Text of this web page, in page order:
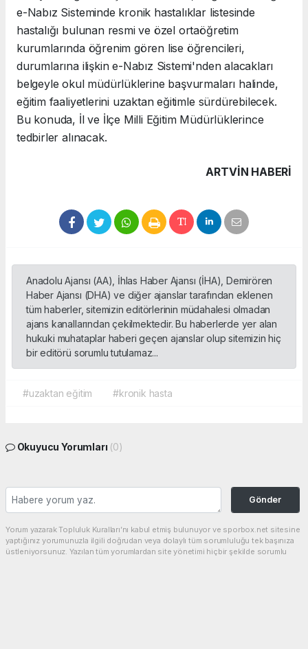
e-Nabız Sisteminde kronik hastalıklar listesinde
hastalığı bulunan resmi ve özel ortaöğretim
kurumlarında öğrenim gören lise öğrencileri,
durumlarına ilişkin e-Nabız Sistemi'nden alacakları
belgeyle okul müdürlüklerine başvurmaları halinde,
eğitim faaliyetlerini uzaktan eğitimle sürdürebilecek.
Bu konuda, İl ve İlçe Milli Eğitim Müdürlüklerince
tedbirler alınacak.
ARTVIN HABERİ
Anadolu Ajansı (AA), İhlas Haber Ajansı (İHA), Demirören
Haber Ajansı (DHA) ve diğer ajanslar tarafından eklenen
tüm haberler, sitemizin editörlerinin müdahalesi olmadan
ajans kanallarından çekilmektedir. Bu haberlerde yer alan
hukuki muhataplar haberi geçen ajanslar olup sitemizin hiç
bir editörü sorumlu tutulamaz...
#uzaktan eğitim #kronik hasta
Okuyucu Yorumları (0)
Gönder
Yorum yazarak Topluluk Kuralları’nı kabul etmiş bulunuyor ve sporbox.net sitesine
yaptığınız yorumunuzla ilgili doğrudan veya dolaylı tüm sorumluluğu tek başınıza
üstleniyorsunuz. Yazılan tüm yorumlardan site yönetimi hiçbir şekilde sorumlu